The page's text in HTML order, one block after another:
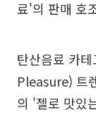
료'의 판매 호
탄산음료 카
Pleasure) 트
의 '젤로 맛있